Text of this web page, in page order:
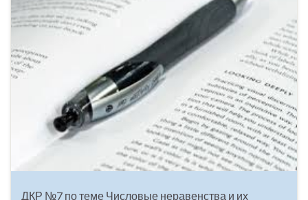
ДКР №7 по теме Числовые неравенства и их